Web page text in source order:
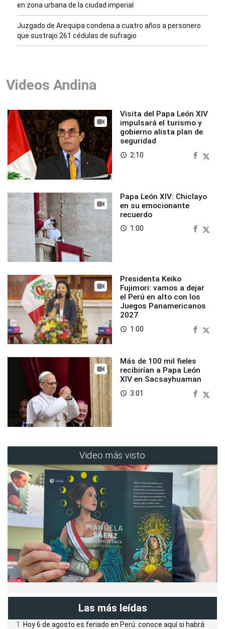
en zona urbana de la ciudad imperial
Juzgado de Arequipa condena a cuatro años a personero
que sustrajo 261 cédulas de sufragio
Videos Andina
Visita del Papa León XIV
impulsará el turismo y
gobierno alista plan de
seguridad
access_time 2:10
Papa León XIV: Chiclayo
en su emocionante
recuerdo
access_time 1:00
Presidenta Keiko
Fujimori: vamos a dejar
el Perú en alto con los
Juegos Panamericanos
2027
access_time 1:00
Más de 100 mil fieles
recibirían a Papa León
XIV en Sacsayhuaman
access_time 3:01
Video más visto
Las más leídas
Hoy 6 de agosto es feriado en Perú: conoce aquí si habrá